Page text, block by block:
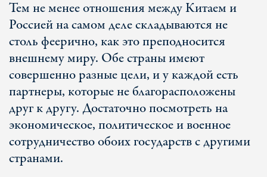
Тем не менее отношения между Китаем и
Россией на самом деле складываются не
столь феерично, как это преподносится
внешнему миру. Обе страны имеют
совершенно разные цели, и у каждой есть
партнеры, которые не благорасположены
друг к другу. Достаточно посмотреть на
экономическое, политическое и военное
сотрудничество обоих государств с другими
странами.